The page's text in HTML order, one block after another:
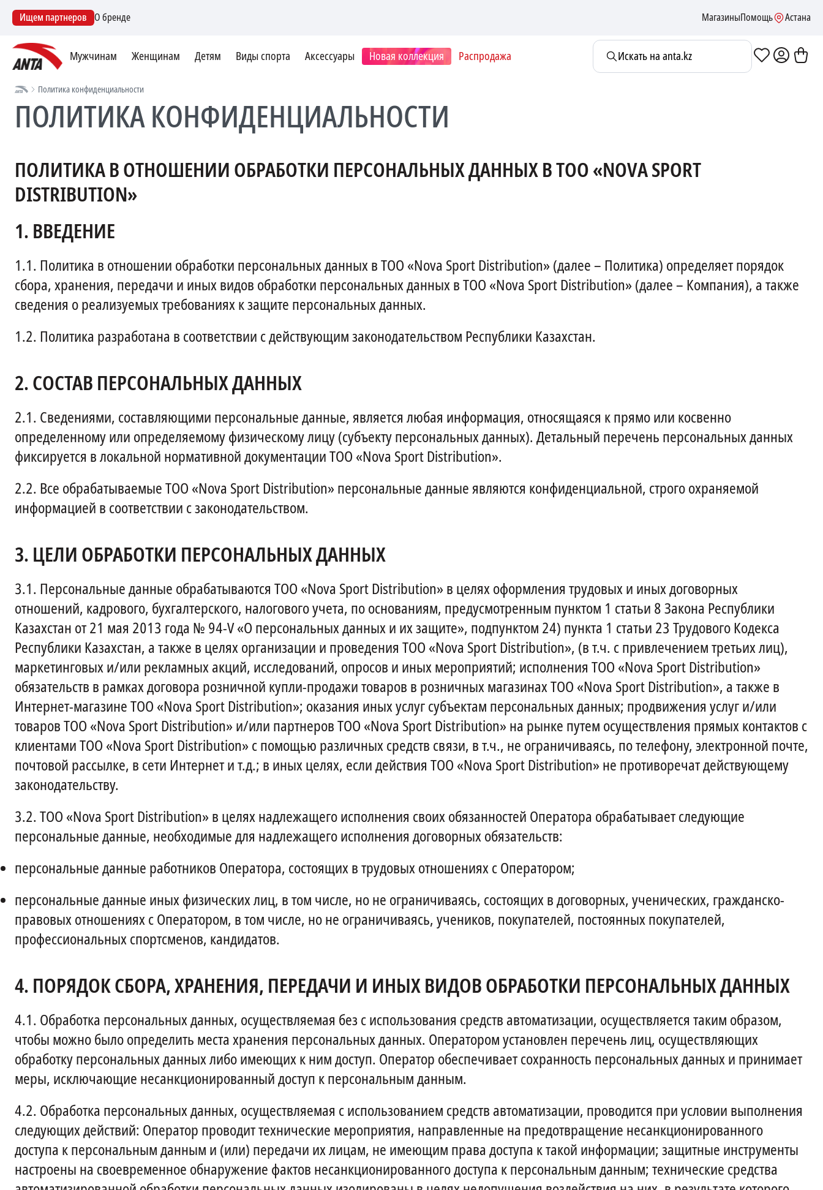
Ищем партнеров О бренде МагазиныПомощь Астана
Мужчинам Женщинам Детям Виды спорта Аксессуары Новая коллекция Распродажа Искать на anta.kz
Политика конфиденциальности
ПОЛИТИКА КОНФИДЕНЦИАЛЬНОСТИ
ПОЛИТИКА В ОТНОШЕНИИ ОБРАБОТКИ ПЕРСОНАЛЬНЫХ ДАННЫХ В ТОО «NOVA SPORT
DISTRIBUTION»
1.ВВЕДЕНИЕ
1.1. Политика в отношении обработки персональных данных в ТОО «Nova Sport Distribution» (далее – Политика) определяет порядок
сбора, хранения, передачи и иных видов обработки персональных данных в ТОО «Nova Sport Distribution» (далее – Компания), а также
сведения о реализуемых требованиях к защите персональных данных.
1.2. Политика разработана в соответствии с действующим законодательством Республики Казахстан.
2.СОСТАВ ПЕРСОНАЛЬНЫХ ДАННЫХ
2.1. Сведениями, составляющими персональные данные, является любая информация, относящаяся к прямо или косвенно
определенному или определяемому физическому лицу (субъекту персональных данных). Детальный перечень персональных данных
фиксируется в локальной нормативной документации ТОО «Nova Sport Distribution».
2.2. Все обрабатываемые ТОО «Nova Sport Distribution» персональные данные являются конфиденциальной, строго охраняемой
информацией в соответствии с законодательством.
3.ЦЕЛИ ОБРАБОТКИ ПЕРСОНАЛЬНЫХ ДАННЫХ
3.1. Персональные данные обрабатываются ТОО «Nova Sport Distribution» в целях оформления трудовых и иных договорных
отношений, кадрового, бухгалтерского, налогового учета, по основаниям, предусмотренным пунктом 1 статьи 8 Закона Республики
Казахстан от 21 мая 2013 года № 94-V «О персональных данных и их защите», подпунктом 24) пункта 1 статьи 23 Трудового Кодекса
Республики Казахстан, а также в целях организации и проведения ТОО «Nova Sport Distribution», (в т.ч. с привлечением третьих лиц),
маркетинговых и/или рекламных акций, исследований, опросов и иных мероприятий; исполнения ТОО «Nova Sport Distribution»
обязательств в рамках договора розничной купли-продажи товаров в розничных магазинах ТОО «Nova Sport Distribution», а также в
Интернет-магазине ТОО «Nova Sport Distribution»; оказания иных услуг субъектам персональных данных; продвижения услуг и/или
товаров ТОО «Nova Sport Distribution» и/или партнеров ТОО «Nova Sport Distribution» на рынке путем осуществления прямых контактов с
клиентами ТОО «Nova Sport Distribution» с помощью различных средств связи, в т.ч., не ограничиваясь, по телефону, электронной почте,
почтовой рассылке, в сети Интернет и т.д.; в иных целях, если действия ТОО «Nova Sport Distribution» не противоречат действующему
законодательству.
3.2. ТОО «Nova Sport Distribution» в целях надлежащего исполнения своих обязанностей Оператора обрабатывает следующие
персональные данные, необходимые для надлежащего исполнения договорных обязательств:
персональные данные работников Оператора, состоящих в трудовых отношениях с Оператором;
персональные данные иных физических лиц, в том числе, но не ограничиваясь, состоящих в договорных, ученических, гражданско-
правовых отношениях с Оператором, в том числе, но не ограничиваясь, учеников, покупателей, постоянных покупателей,
профессиональных спортсменов, кандидатов.
4.ПОРЯДОК СБОРА, ХРАНЕНИЯ, ПЕРЕДАЧИ И ИНЫХ ВИДОВ ОБРАБОТКИ ПЕРСОНАЛЬНЫХ ДАННЫХ
4.1. Обработка персональных данных, осуществляемая без с использования средств автоматизации, осуществляется таким образом,
чтобы можно было определить места хранения персональных данных. Оператором установлен перечень лиц, осуществляющих
обработку персональных данных либо имеющих к ним доступ. Оператор обеспечивает сохранность персональных данных и принимает
меры, исключающие несанкционированный доступ к персональным данным.
4.2. Обработка персональных данных, осуществляемая с использованием средств автоматизации, проводится при условии выполнения
следующих действий: Оператор проводит технические мероприятия, направленные на предотвращение несанкционированного
доступа к персональным данным и (или) передачи их лицам, не имеющим права доступа к такой информации; защитные инструменты
настроены на своевременное обнаружение фактов несанкционированного доступа к персональным данным; технические средства